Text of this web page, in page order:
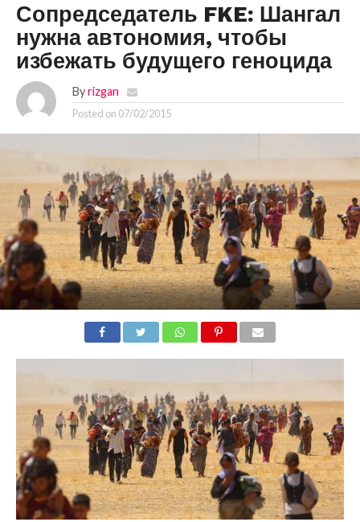
Сопредседатель FKE: Шангал
нужна автономия, чтобы
избежать будущего геноцида
By rizgan
Posted on 07/02/2015